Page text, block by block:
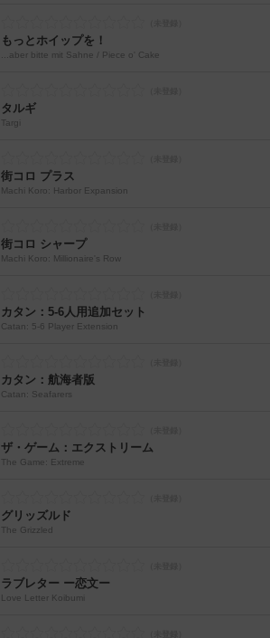
もっとホイップを！
...aber bitte mit Sahne / Piece o' Cake
タルギ
Targi
街コロ プラス
Machi Koro: Harbor Expansion
街コロ シャープ
Machi Koro: Millionaire's Row
カタン：5-6人用追加セット
Catan: 5-6 Player Extension
カタン：航海者版
Catan: Seafarers
ザ・ゲーム：エクストリーム
The Game: Extreme
グリッズルド
The Grizzled
ラブレター ー恋文ー
Love Letter Koibumi